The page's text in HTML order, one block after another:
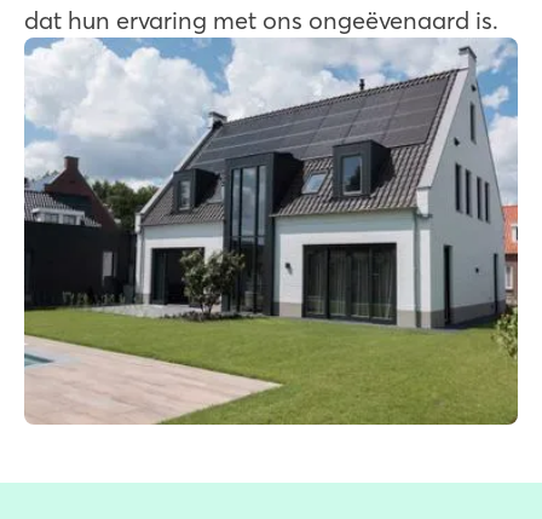
dat hun ervaring met ons ongeëvenaard is.